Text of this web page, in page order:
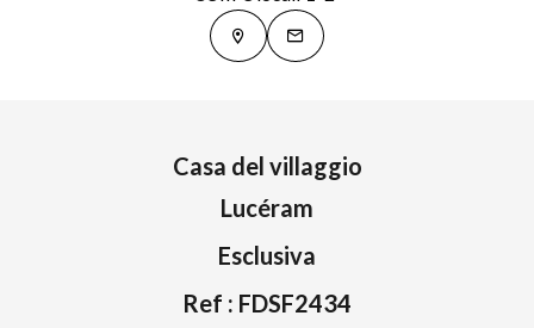
Casa del villaggio
Lucéram
Esclusiva
Ref : FDSF2434